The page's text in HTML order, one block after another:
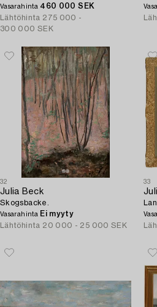
Vasarahinta 460 000 SEK
Lähtöhinta 275 000 -
300 000 SEK
32
Julia Beck
Skogsbacke.
Vasarahinta Ei myyty
Lähtöhinta 20 000 - 25 000 SEK
33